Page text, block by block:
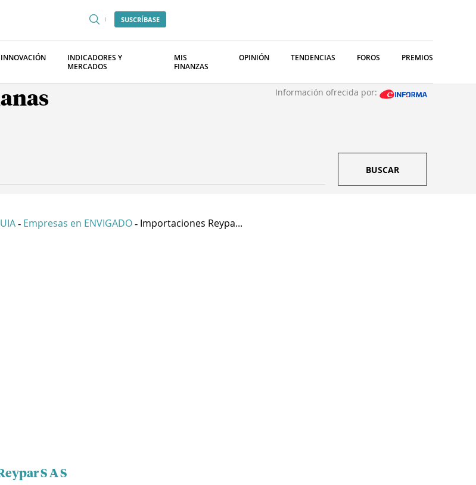
SUSCRÍBASE
INNOVACIÓN
INDICADORES Y
MERCADOS
MIS
FINANZAS
OPINIÓN TENDENCIAS FOROS PREMIOS
Información ofrecida por:
BUSCAR
- Empresas en ENVIGADO - Importaciones Reypa...
S A S